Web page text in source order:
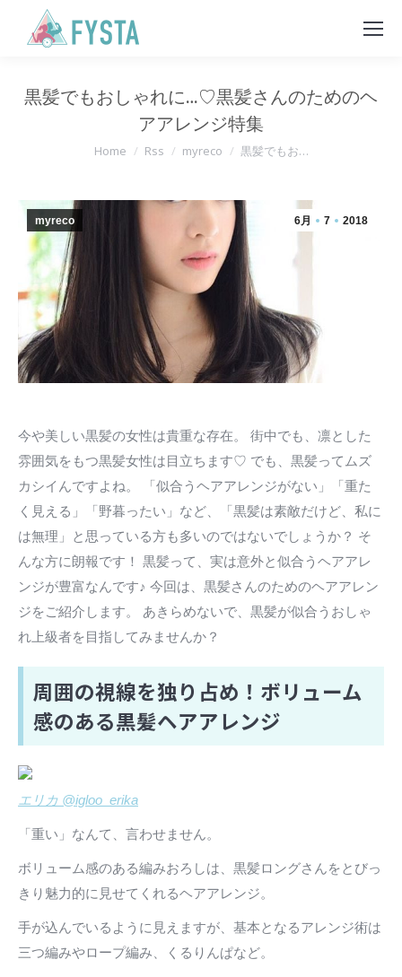
黒髪でもおしゃれに…♡黒髪さんのためのヘ
アアレンジ特集
You are here:
Home Rss myreco 黒髪でもお…
6月 7 2018
myreco
今や美しい黒髪の女性は貴重な存在。 街中でも、凛とした
雰囲気をもつ黒髪女性は目立ちます♡ でも、黒髪ってムズ
カシイんですよね。 「似合うヘアアレンジがない」「重た
く見える」「野暮ったい」など、「黒髪は素敵だけど、私に
は無理」と思っている方も多いのではないでしょうか？ そ
んな方に朗報です！ 黒髪って、実は意外と似合うヘアアレ
ンジが豊富なんです♪ 今回は、黒髪さんのためのヘアアレン
ジをご紹介します。 あきらめないで、黒髪が似合うおしゃ
れ上級者を目指してみませんか？
周囲の視線を独り占め！ボリューム
感のある黒髪ヘアアレンジ
エリカ @igloo_erika
「重い」なんて、言わせません。
ボリューム感のある編みおろしは、黒髪ロングさんをとびっ
きり魅力的に見せてくれるヘアアレンジ。
手が込んでいるように見えますが、基本となるアレンジ術は
三つ編みやロープ編み、くるりんぱなど。